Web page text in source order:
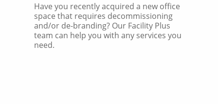
Have you recently acquired a new office
space that requires decommissioning
and/or de-branding? Our Facility Plus
team can help you with any services you
need.